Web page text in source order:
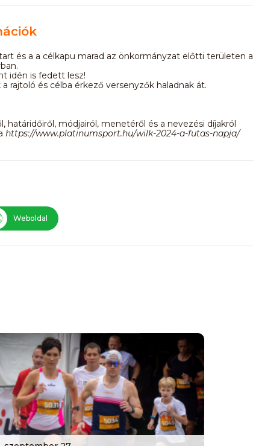
és a a célkapu marad az önkormányzat előtti területen a
idén is fedett lesz!
rajtoló és célba érkező versenyzők haladnak át.
határidőiről, módjairól, menetéről és a nevezési díjakról
https://www.platinumsport.hu/wilk-2024-a-futas-napja/
Weboldal